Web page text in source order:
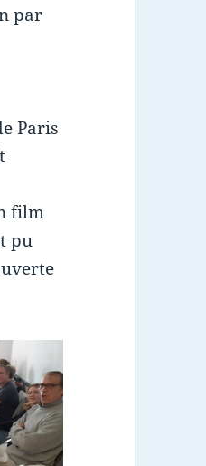
par
Paris
film
pu